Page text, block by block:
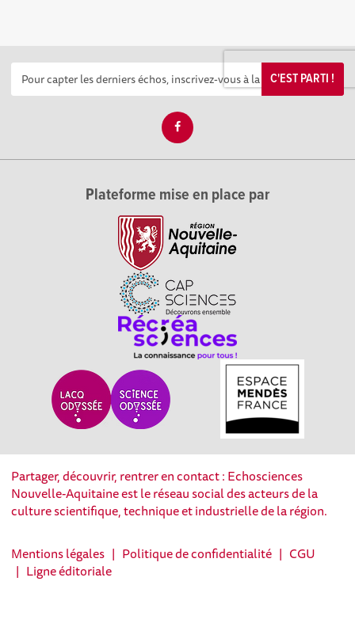
C'EST PARTI !
Plateforme mise en place par
Partager, découvrir, rentrer en contact : Echosciences
Nouvelle-Aquitaine est le réseau social des acteurs de la
culture scientifique, technique et industrielle de la région.
Mentions légales | Politique de confidentialité | CGU
| Ligne éditoriale